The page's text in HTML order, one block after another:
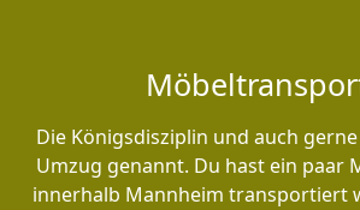
Die Königsdisziplin und auch
Umzug genannt. Du hast ein paar
innerhalb Mannheim transportiert